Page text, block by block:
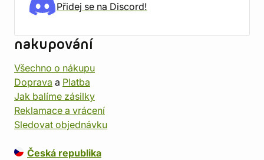
Přidej se na Discord!
nakupování
Všechno o nákupu
Doprava a Platba
Jak balíme zásilky
Reklamace a vrácení
Sledovat objednávku
Česká republika